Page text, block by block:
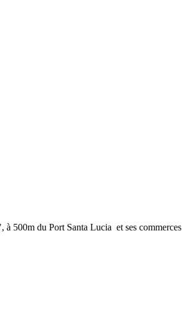
à 500m du Port Santa Lucia et ses commerces